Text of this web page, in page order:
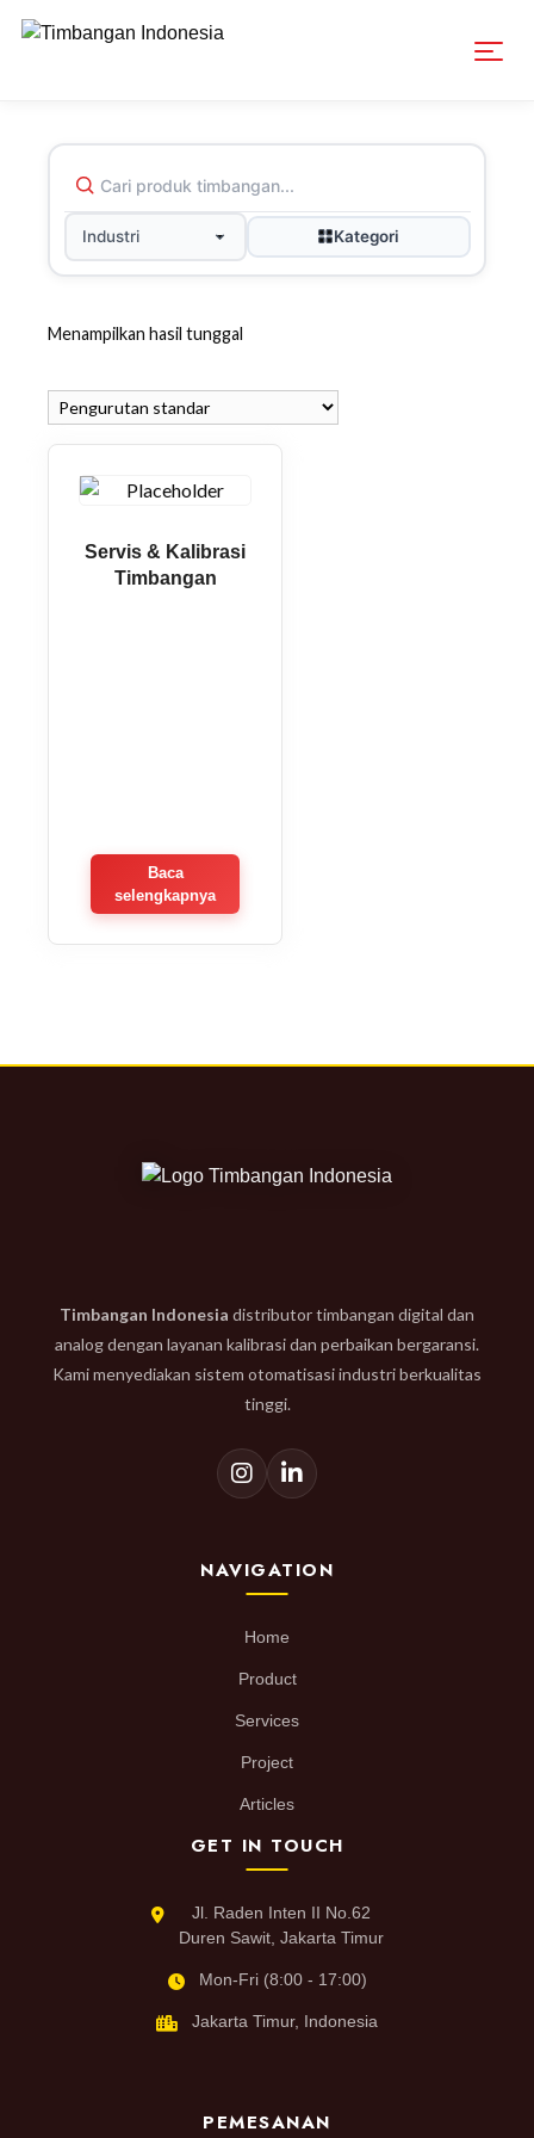
Industri Kategori
Menampilkan hasil tunggal
Servis & Kalibrasi
Timbangan
Baca
selengkapnya
Timbangan Indonesia distributor timbangan digital dan
analog dengan layanan kalibrasi dan perbaikan bergaransi.
Kami menyediakan sistem otomatisasi industri berkualitas
tinggi.
NAVIGATION
Home
Product
Services
Project
Articles
GET IN TOUCH
Jl. Raden Inten II No.62
Duren Sawit, Jakarta Timur
Mon-Fri (8:00 - 17:00)
Jakarta Timur, Indonesia
PEMESANAN